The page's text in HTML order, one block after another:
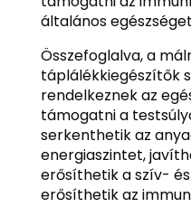
általános
Összefoglalva, a
táplálékkiegészítők
rendelkeznek az
támogatni a
serkenthetik az
energiaszintet,
erősíthetik a szív-
erősíthetik az